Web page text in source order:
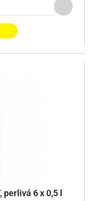
6 x 0,5 l